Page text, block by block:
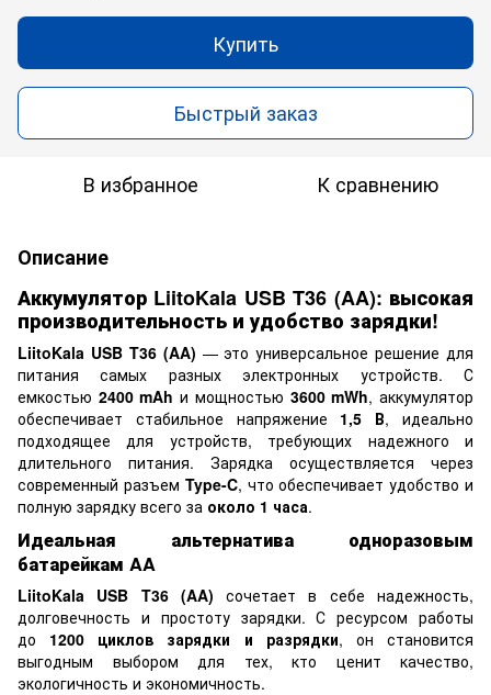
Купить
Быстрый заказ
В избранное К сравнению
Описание
Аккумулятор LiitoKala USB T36 (AA): высокая
производительность и удобство зарядки!
LiitoKala USB T36 (AA) — это универсальное решение для
питания самых разных электронных устройств. С
емкостью 2400 mAh и мощностью 3600 mWh, аккумулятор
обеспечивает стабильное напряжение 1,5 В, идеально
подходящее для устройств, требующих надежного и
длительного питания. Зарядка осуществляется через
современный разъем Type-C, что обеспечивает удобство и
полную зарядку всего за около 1 часа.
Идеальная альтернатива одноразовым
батарейкам AA
LiitoKala USB T36 (AA) сочетает в себе надежность,
долговечность и простоту зарядки. С ресурсом работы
до 1200 циклов зарядки и разрядки, он становится
выгодным выбором для тех, кто ценит качество,
экологичность и экономичность.